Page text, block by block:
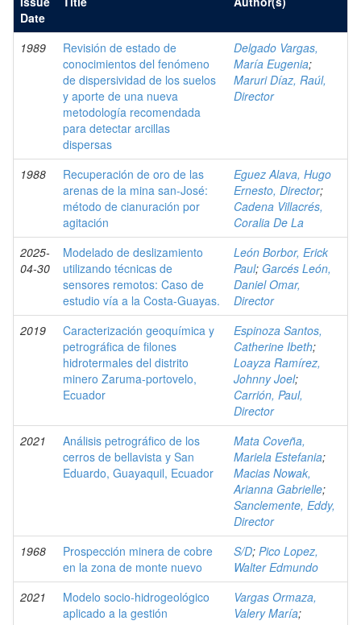
Date
1989
Revisión de estado de
conocimientos del fenómeno
de dispersividad de los suelos
y aporte de una nueva
metodología recomendada
para detectar arcillas
dispersas
Delgado Vargas,
María Eugenia;
Maruri Díaz, Raúl,
Director
1988
Recuperación de oro de las
arenas de la mina san-José:
método de cianuración por
agitación
Eguez Alava, Hugo
Ernesto, Director;
Cadena Villacrés,
Coralia De La
2025-
04-30
Modelado de deslizamiento
utilizando técnicas de
sensores remotos: Caso de
estudio vía a la Costa-Guayas.
León Borbor, Erick
Paul; Garcés León,
Daniel Omar,
Director
2019
Caracterización geoquímica y
petrográfica de filones
hidrotermales del distrito
minero Zaruma-portovelo,
Ecuador
Espinoza Santos,
Catherine Ibeth;
Loayza Ramírez,
Johnny Joel;
Carrión, Paul,
Director
2021
Análisis petrográfico de los
cerros de bellavista y San
Eduardo, Guayaquil, Ecuador
Mata Coveña,
Mariela Estefania;
Macias Nowak,
Arianna Gabrielle;
Sanclemente, Eddy,
Director
1968
Prospección minera de cobre
en la zona de monte nuevo
S/D; Pico Lopez,
Walter Edmundo
2021
Modelo socio-hidrogeológico
aplicado a la gestión
Vargas Ormaza,
Valery María;